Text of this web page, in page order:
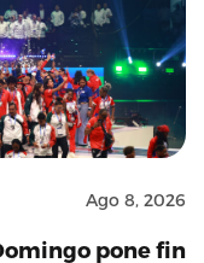
Ago 8, 2026
pone fin